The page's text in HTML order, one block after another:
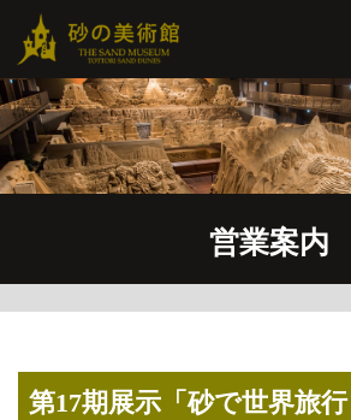
営業案内
第17期展示「砂で世界旅行